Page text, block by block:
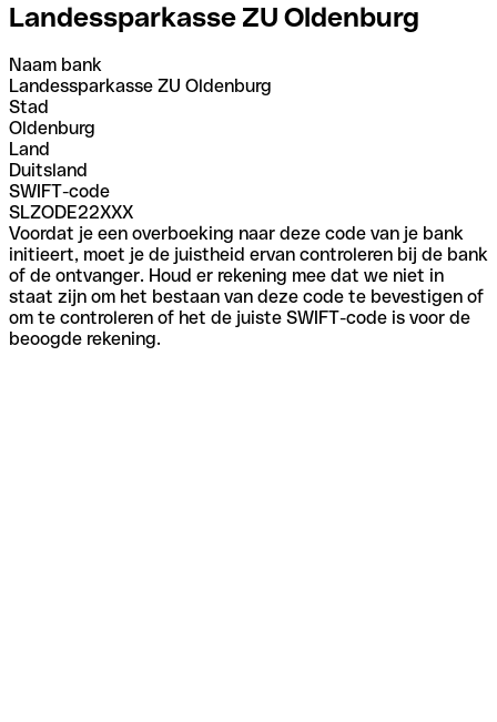
Landessparkasse ZU Oldenburg
Naam bank
Landessparkasse ZU Oldenburg
Stad
Oldenburg
Land
Duitsland
SWIFT-code
SLZODE22XXX
Voordat je een overboeking naar deze code van je bank
initieert, moet je de juistheid ervan controleren bij de bank
of de ontvanger. Houd er rekening mee dat we niet in
staat zijn om het bestaan van deze code te bevestigen of
om te controleren of het de juiste SWIFT-code is voor de
beoogde rekening.